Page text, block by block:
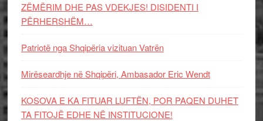
ZËMËRIM DHE PAS VDEKJES! DISIDENTI I
PËRHERSHËM…
Patriotë nga Shqipëria vizituan Vatrën
Mirëseardhje në Shqipëri, Ambasador Eric Wendt
KOSOVA E KA FITUAR LUFTËN, POR PAQEN DUHET
TA FITOJË EDHE NË INSTITUCIONE!